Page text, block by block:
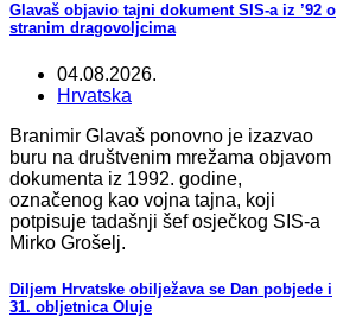
Glavaš objavio tajni dokument SIS-a iz ’92 o
stranim dragovoljcima
04.08.2026.
Hrvatska
Branimir Glavaš ponovno je izazvao
buru na društvenim mrežama objavom
dokumenta iz 1992. godine,
označenog kao vojna tajna, koji
potpisuje tadašnji šef osječkog SIS‑a
Mirko Grošelj.
Diljem Hrvatske obilježava se Dan pobjede i
31. obljetnica Oluje